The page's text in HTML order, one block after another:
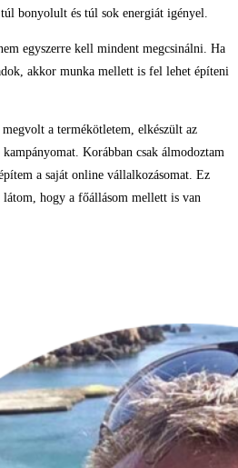
bonyolult és túl sok energiát igényel.
egyszerre kell mindent megcsinálni. Ha
akkor munka mellett is fel lehet építeni
a termékötletem, elkészült az
Korábban csak álmodoztam
a saját online vállalkozásomat. Ez
hogy a főállásom mellett is van